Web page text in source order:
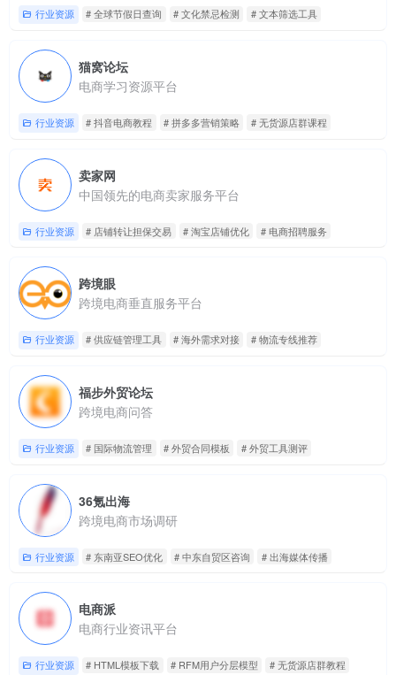
行业资源 # 全球节假日查询 # 文化禁忌检测 # 文本筛选工具
猫窝论坛
电商学习资源平台
行业资源 # 抖音电商教程 # 拼多多营销策略 # 无货源店群课程
卖家网
中国领先的电商卖家服务平台
行业资源 # 店铺转让担保交易 # 淘宝店铺优化 # 电商招聘服务
跨境眼
跨境电商垂直服务平台
行业资源 # 供应链管理工具 # 海外需求对接 # 物流专线推荐
福步外贸论坛
跨境电商问答
行业资源 # 国际物流管理 # 外贸合同模板 # 外贸工具测评
36氪出海
跨境电商市场调研
行业资源 # 东南亚SEO优化 # 中东自贸区咨询 # 出海媒体传播
电商派
电商行业资讯平台
行业资源 # HTML模板下载 # RFM用户分层模型 # 无货源店群教程